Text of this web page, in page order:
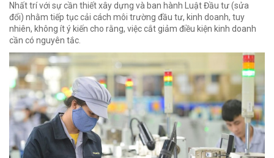
Nhất trí với sự cần thiết xây dựng và ban hành Luật Đầu tư (sửa
đổi) nhằm tiếp tục cải cách môi trường đầu tư, kinh doanh, tuy
nhiên, không ít ý kiến cho rằng, việc cắt giảm điều kiện kinh doanh
cần có nguyên tắc.